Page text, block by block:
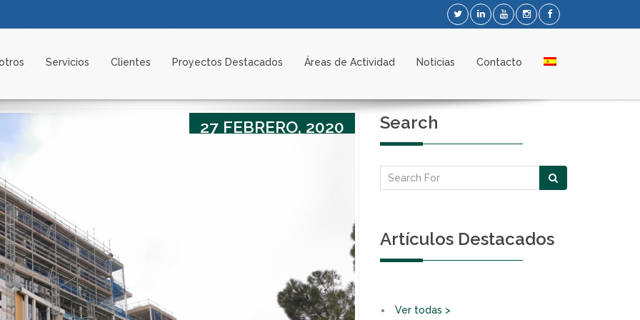
Servicios Clientes Proyectos Destacados Áreas de Actividad Noticias Contacto
27 FEBRERO, 2020 Search
Artículos Destacados
Ver todas >